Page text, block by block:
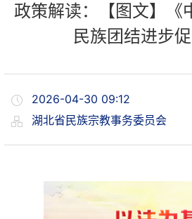
政策解读：【图文】《
民族团结进步促
2026-04-30 09:12
湖北省民族宗教事务委员会